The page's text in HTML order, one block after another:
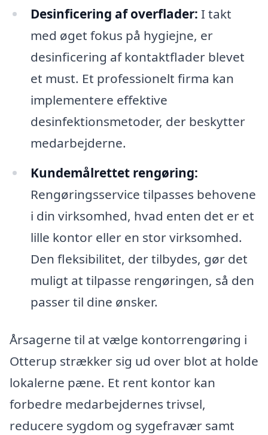
Desinficering af overflader: I takt
med øget fokus på hygiejne, er
desinficering af kontaktflader blevet
et must. Et professionelt firma kan
implementere effektive
desinfektionsmetoder, der beskytter
medarbejderne.
Kundemålrettet rengøring:
Rengøringsservice tilpasses behovene
i din virksomhed, hvad enten det er et
lille kontor eller en stor virksomhed.
Den fleksibilitet, der tilbydes, gør det
muligt at tilpasse rengøringen, så den
passer til dine ønsker.
Årsagerne til at vælge kontorrengøring i
Otterup strækker sig ud over blot at holde
lokalerne pæne. Et rent kontor kan
forbedre medarbejdernes trivsel,
reducere sygdom og sygefravær samt